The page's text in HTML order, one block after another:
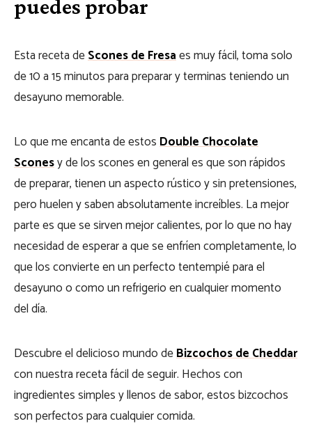
puedes probar
Esta receta deScones de Fresaes muy fácil, toma solo
de 10 a 15 minutos para preparar y terminas teniendo un
desayuno memorable.
Lo que me encanta de estosDouble Chocolate
Sconesy de los scones en general es que son rápidos
de preparar, tienen un aspecto rústico y sin pretensiones,
pero huelen y saben absolutamente increíbles. La mejor
parte es que se sirven mejor calientes, por lo que no hay
necesidad de esperar a que se enfríen completamente, lo
que los convierte en un perfecto tentempié para el
desayuno o como un refrigerio en cualquier momento
del día.
Descubre el delicioso mundo deBizcochos de Cheddar
con nuestra receta fácil de seguir. Hechos con
ingredientes simples y llenos de sabor, estos bizcochos
son perfectos para cualquier comida.